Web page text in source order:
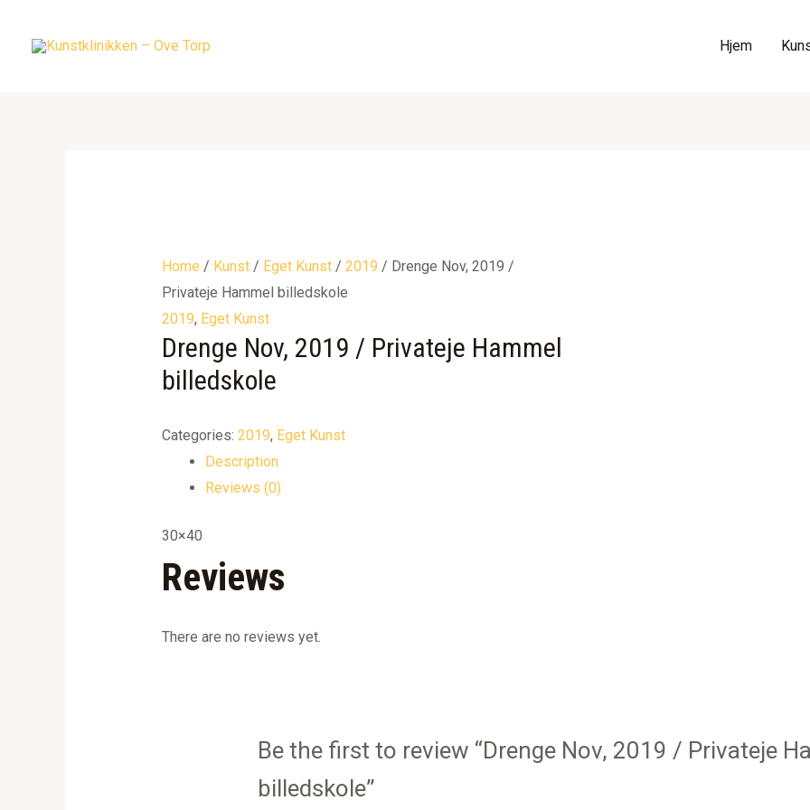
Hjem
Home / Kunst/ Eget Kunst/ 2019 / Drenge Nov, 2019 /
Privateje Hammel billedskole
2019, Eget Kunst
Drenge Nov, 2019 / Privateje Hammel
billedskole
Categories: 2019, Eget Kunst
Description
Reviews (0)
30×40
Reviews
There are no reviews yet.
Be the first to review “Drenge Nov, 2019 / Privateje
billedskole”